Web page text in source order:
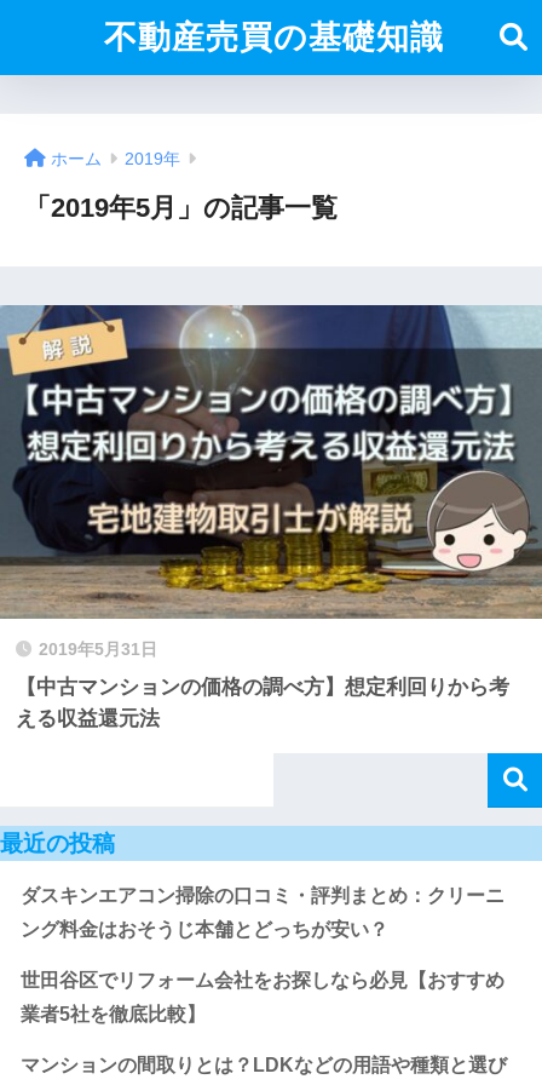
不動産売買の基礎知識
ホーム 2019年
「2019年5月」の記事一覧
2019年5月31日
【中古マンションの価格の調べ方】想定利回りから考
える収益還元法
最近の投稿
ダスキンエアコン掃除の口コミ・評判まとめ：クリーニ
ング料金はおそうじ本舗とどっちが安い？
世田谷区でリフォーム会社をお探しなら必見【おすすめ
業者5社を徹底比較】
マンションの間取りとは？LDKなどの用語や種類と選び